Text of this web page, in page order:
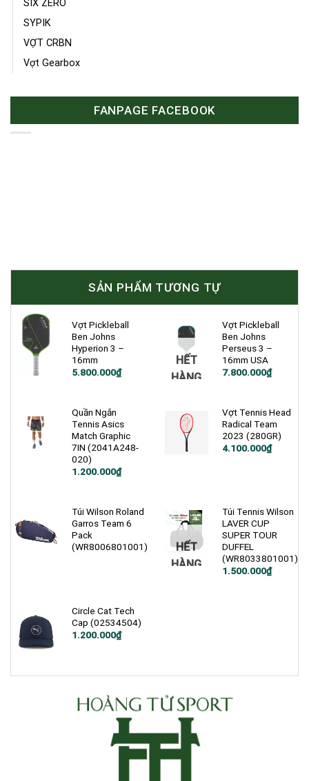
SIX ZERO
SYPIK
VỢT CRBN
Vợt Gearbox
FANPAGE FACEBOOK
SẢN PHẨM TƯƠNG TỰ
Vợt Pickleball
Ben Johns
Hyperion 3 –
16mm
Giá
5.800.000₫
Giá
5.800.000₫.
HẾT
HÀNG
Vợt Pickleball
Ben Johns
Perseus 3 –
16mm USA
7.800.000₫
Quần Ngắn
Tennis Asics
Match Graphic
7IN (2041A248-
020)
1.200.000₫
Vợt Tennis Head
Radical Team
2023 (280GR)
4.100.000₫
Túi Wilson Roland
Garros Team 6
Pack
(WR8006801001)
HẾT
HÀNG
Túi Tennis Wilson
LAVER CUP
SUPER TOUR
DUFFEL
(WR8033801001)
1.500.000₫
Circle Cat Tech
Cap (02534504)
1.200.000₫